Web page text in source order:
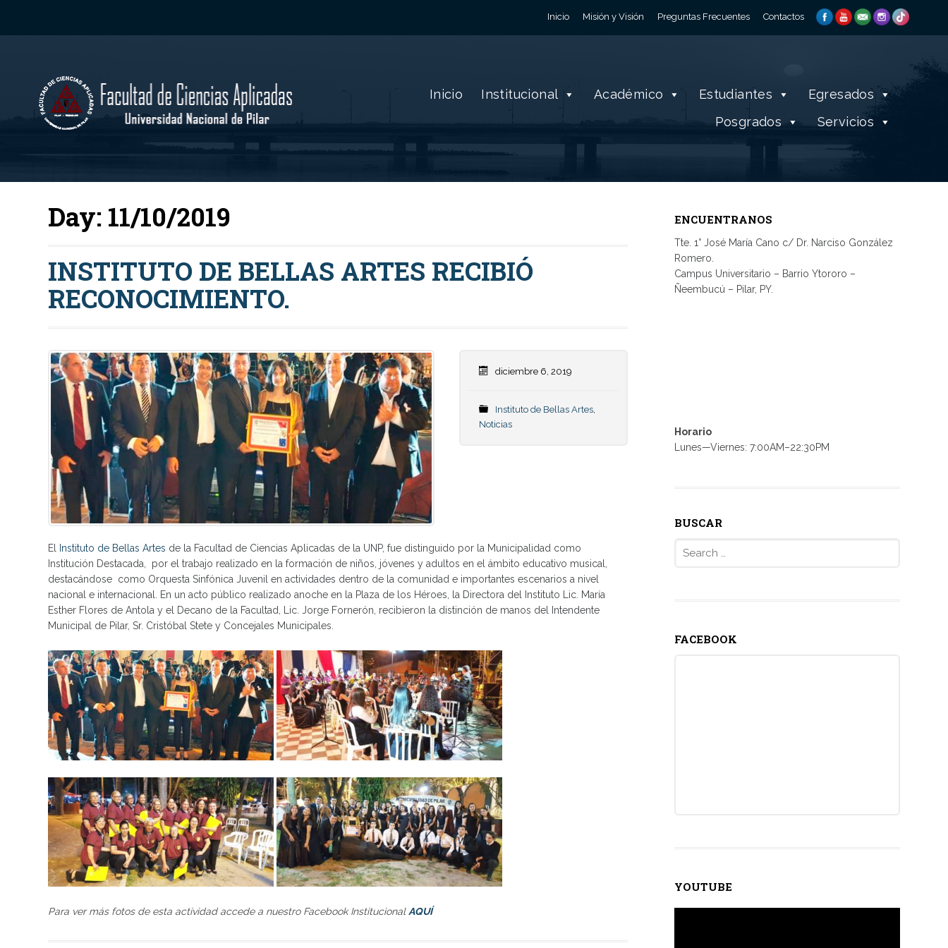
Inicio Misión y Visión Preguntas Frecuentes Contactos
Inicio Institucional Académico Estudiantes
Egresados
Posgrados
Servicios
Day: 11/10/2019
INSTITUTO DE BELLAS ARTES RECIBIÓ
RECONOCIMIENTO.
diciembre 6, 2019
Instituto de Bellas Artes,
Noticias
El Instituto de Bellas Artes de la Facultad de Ciencias Aplicadas de la UNP, fue distinguido por la Municipalidad como
Institución Destacada, por el trabajo realizado en la formación de niños, jóvenes y adultos en el ámbito educativo musical,
destacándose como Orquesta Sinfónica Juvenil en actividades dentro de la comunidad e importantes escenarios a nivel
nacional e internacional. En un acto público realizado anoche en la Plaza de los Héroes, la Directora del Instituto Lic. María
Esther Flores de Antola y el Decano de la Facultad, Lic. Jorge Fornerón, recibieron la distinción de manos del Intendente
Municipal de Pilar, Sr. Cristóbal Stete y Concejales Municipales.
Para ver más fotos de esta actividad accede a nuestro Facebook Institucional AQUÍ
ENCUENTRANOS
Tte. 1° José María Cano c/ Dr. Narciso González
Romero.
Campus Universitario – Barrio Ytororo –
Ñeembucú – Pilar, PY.
Horario
Lunes—Viernes: 7:00AM–22:30PM
BUSCAR
FACEBOOK
YOUTUBE